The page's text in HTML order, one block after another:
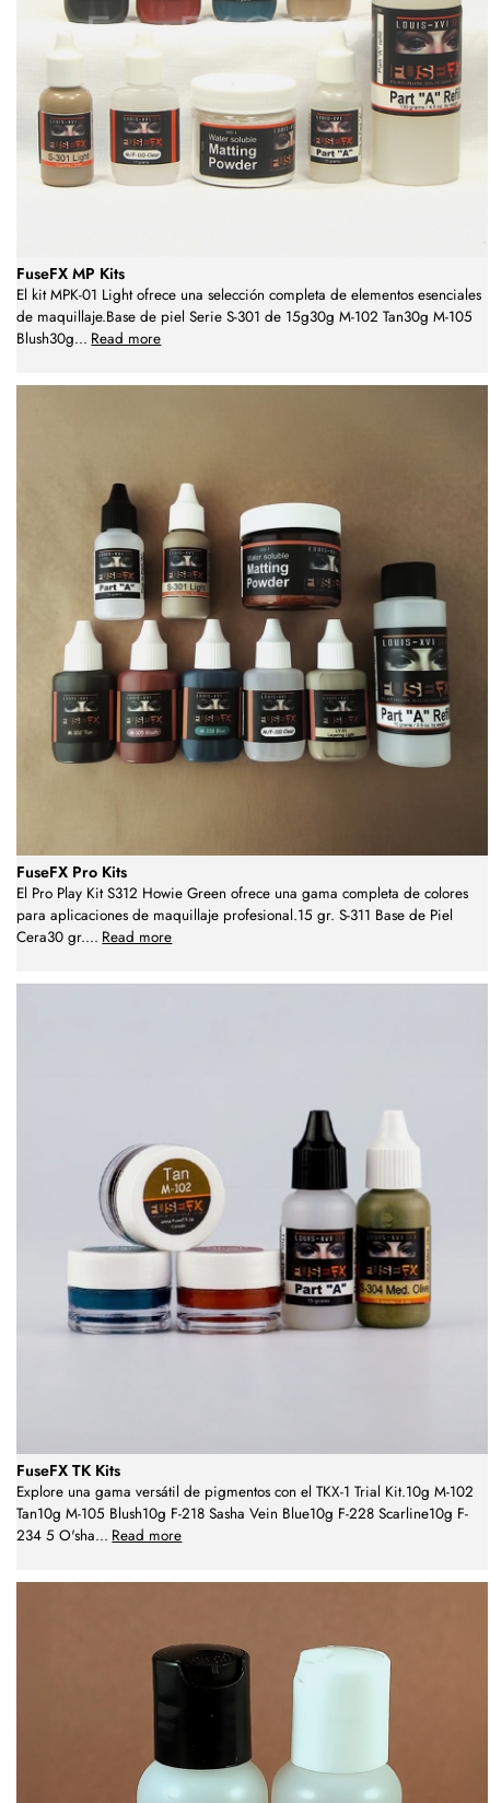
FuseFX MP Kits
El kit MPK-01 Light ofrece una selección completa de elementos esenciales
de maquillaje.Base de piel Serie S-301 de 15g30g M-102 Tan30g M-105
Blush30g... Read more
FuseFX Pro Kits
El Pro Play Kit S312 Howie Green ofrece una gama completa de colores
para aplicaciones de maquillaje profesional.15 gr. S-311 Base de Piel
Cera30 gr.... Read more
FuseFX TK Kits
Explore una gama versátil de pigmentos con el TKX-1 Trial Kit.10g M-102
Tan10g M-105 Blush10g F-218 Sasha Vein Blue10g F-228 Scarline10g F-
234 5 O'sha... Read more